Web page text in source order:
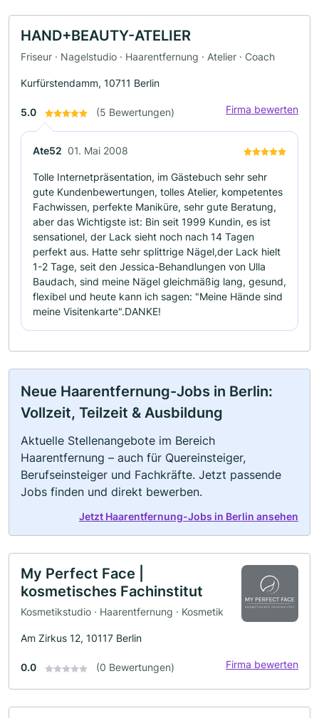
HAND+BEAUTY-ATELIER
Friseur · Nagelstudio · Haarentfernung · Atelier · Coach
Kurfürstendamm, 10711 Berlin
5.0 (5 Bewertungen) Firma bewerten
Ate52 01. Mai 2008
Tolle Internetpräsentation, im Gästebuch sehr sehr
gute Kundenbewertungen, tolles Atelier, kompetentes
Fachwissen, perfekte Maniküre, sehr gute Beratung,
aber das Wichtigste ist: Bin seit 1999 Kundin, es ist
sensationel, der Lack sieht noch nach 14 Tagen
perfekt aus. Hatte sehr splittrige Nägel,der Lack hielt
1-2 Tage, seit den Jessica-Behandlungen von Ulla
Baudach, sind meine Nägel gleichmäßig lang, gesund,
flexibel und heute kann ich sagen: "Meine Hände sind
meine Visitenkarte".DANKE!
Neue Haarentfernung-Jobs in Berlin:
Vollzeit, Teilzeit & Ausbildung
Aktuelle Stellenangebote im Bereich
Haarentfernung – auch für Quereinsteiger,
Berufseinsteiger und Fachkräfte. Jetzt passende
Jobs finden und direkt bewerben.
Jetzt Haarentfernung-Jobs in Berlin ansehen
My Perfect Face |
kosmetisches Fachinstitut
Kosmetikstudio · Haarentfernung · Kosmetik
Am Zirkus 12, 10117 Berlin
0.0 (0 Bewertungen) Firma bewerten